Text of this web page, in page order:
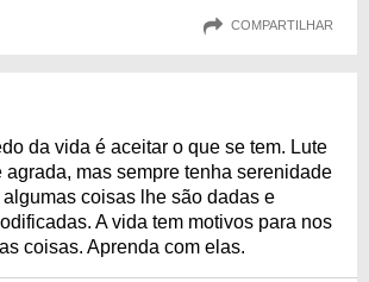
COMPARTILHAR
da vida é aceitar o que se tem. Lute
agrada, mas sempre tenha serenidade
coisas lhe são dadas e
A vida tem motivos para nos
coisas. Aprenda com elas.